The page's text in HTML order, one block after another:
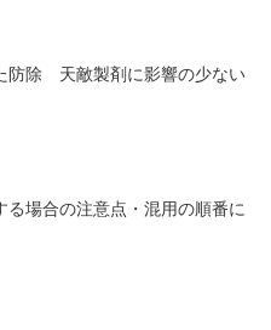
防除 天敵製剤に影響の少ない
る場合の注意点・混用の順番に